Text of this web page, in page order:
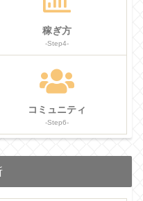
稼ぎ方
-Step4-
コミュニティ
-Step6-